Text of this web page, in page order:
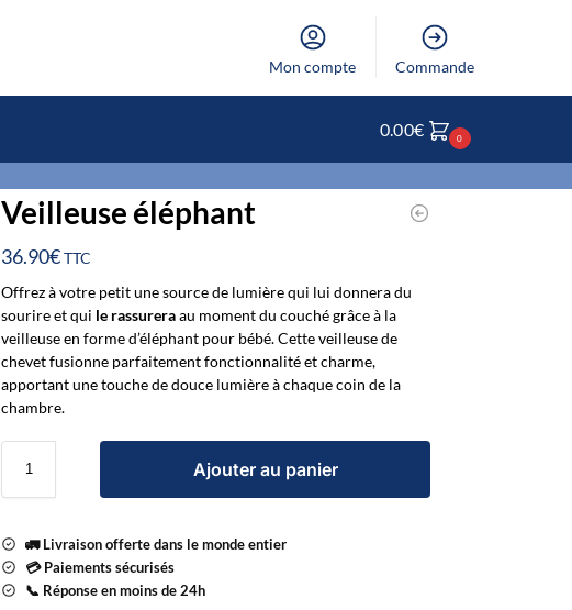
Mon compte Commande
0.00€ 0
Veilleuse éléphant
36.90€TTC
Offrez à votre petit une source de lumière qui lui donnera du
sourire et qui le rassureraau moment du couché grâce à la
veilleuse en forme d’éléphant pour bébé. Cette veilleuse de
chevet fusionne parfaitement fonctionnalité et charme,
apportant une touche de douce lumière à chaque coin de la
chambre.
Ajouter au panier
🚛 Livraison offerte dans le monde entier
💳 Paiements sécurisés
📞 Réponse en moins de 24h